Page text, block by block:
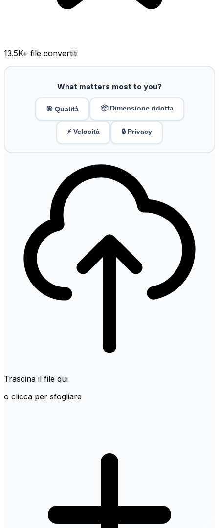
13.5K+ file convertiti
What matters most to you?
🎯 Qualità 📦 Dimensione ridotta
⚡ Velocità 🔒 Privacy
Trascina il file qui
o clicca per sfogliare